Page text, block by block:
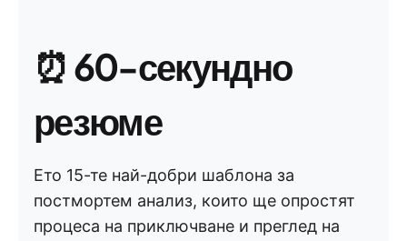
⏰60-секундно
резюме
Ето 15-те най-добри шаблона за
постмортем анализ, които ще опростят
процеса на приключване и преглед на